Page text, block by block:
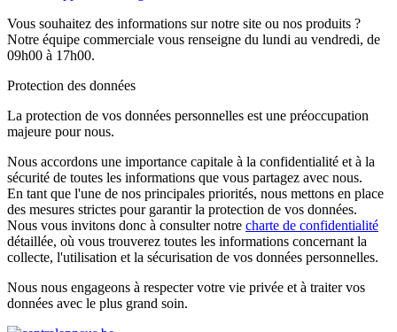
Vous souhaitez des informations sur notre site ou nos produits ?
Notre équipe commerciale vous renseigne du lundi au vendredi, de
09h00 à 17h00.
Protection des données
La protection de vos données personnelles est une préoccupation
majeure pour nous.
Nous accordons une importance capitale à la confidentialité et à la
sécurité de toutes les informations que vous partagez avec nous.
En tant que l'une de nos principales priorités, nous mettons en place
des mesures strictes pour garantir la protection de vos données.
Nous vous invitons donc à consulter notre charte de confidentialité
détaillée, où vous trouverez toutes les informations concernant la
collecte, l'utilisation et la sécurisation de vos données personnelles.
Nous nous engageons à respecter votre vie privée et à traiter vos
données avec le plus grand soin.